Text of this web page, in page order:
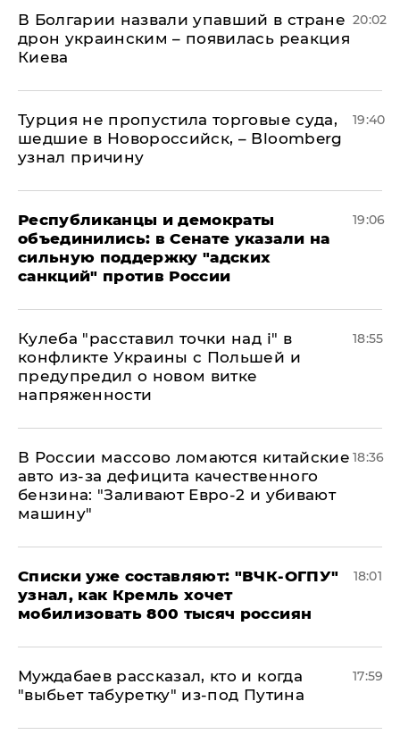
В Болгарии назвали упавший в стране
дрон украинским – появилась реакция
Киева
20:02
Турция не пропустила торговые суда,
шедшие в Новороссийск, – Bloomberg
узнал причину
19:40
Республиканцы и демократы
объединились: в Сенате указали на
сильную поддержку "адских
санкций" против России
19:06
Кулеба "расставил точки над і" в
конфликте Украины с Польшей и
предупредил о новом витке
напряженности
18:55
В России массово ломаются китайские
авто из-за дефицита качественного
бензина: "Заливают Евро-2 и убивают
машину"
18:36
Списки уже составляют: "ВЧК-ОГПУ"
узнал, как Кремль хочет
мобилизовать 800 тысяч россиян
18:01
Муждабаев рассказал, кто и когда
"выбьет табуретку" из-под Путина
17:59